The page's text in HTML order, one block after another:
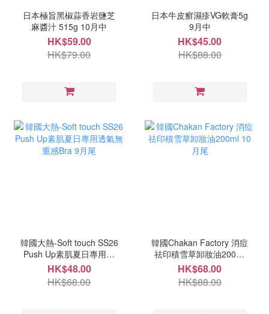
日本極旨黑椒蒜香岩鹽芝
麻醬汁 515g 10月中
HK$59.00
HK$79.00
日本牛皮癬濕疹VG軟膏5g
9月中
HK$45.00
HK$88.00
韓國大熱-Soft touch SS26
Push Up素肌夏日專用透
氣無重感Bra 9月尾
HK$48.00
HK$68.00
韓國Chakan Factory 消痘
祛印積雪草卸妝油200ml
10月尾
HK$68.00
HK$88.00